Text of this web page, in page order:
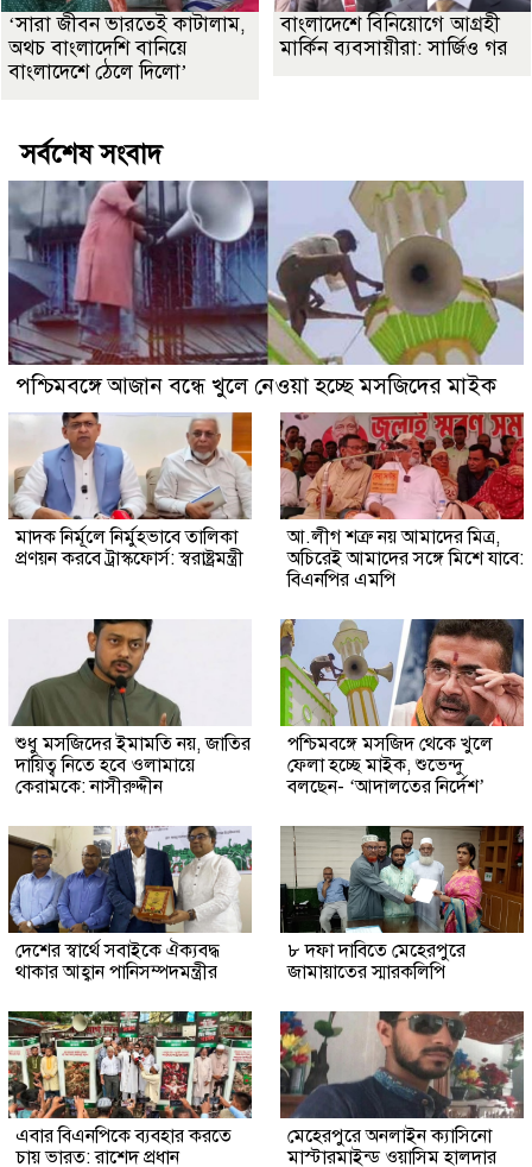
‘সারা জীবন ভারতেই কাটালাম,
অথচ বাংলাদেশি বানিয়ে
বাংলাদেশে ঠেলে দিলো’
বাংলাদেশে বিনিয়োগে আগ্রহী
মার্কিন ব্যবসায়ীরা: সার্জিও গর
সর্বশেষ সংবাদ
পশ্চিমবঙ্গে আজান বন্ধে খুলে নেওয়া হচ্ছে মসজিদের মাইক
মাদক নির্মূলে নির্মুহভাবে তালিকা
প্রণয়ন করবে ট্রাস্কফোর্স: স্বরাষ্ট্রমন্ত্রী
আ.লীগ শত্রু নয় আমাদের মিত্র,
অচিরেই আমাদের সঙ্গে মিশে যাবে:
বিএনপির এমপি
শুধু মসজিদের ইমামতি নয়, জাতির
দায়িত্ব নিতে হবে ওলামায়ে
কেরামকে: নাসীরুদ্দীন
পশ্চিমবঙ্গে মসজিদ থেকে খুলে
ফেলা হচ্ছে মাইক, শুভেন্দু
বলছেন- ‘আদালতের নির্দেশ’
দেশের স্বার্থে সবাইকে ঐক্যবদ্ধ
থাকার আহ্বান পানিসম্পদমন্ত্রীর
৮ দফা দাবিতে মেহেরপুরে
জামায়াতের স্মারকলিপি
এবার বিএনপিকে ব্যবহার করতে
চায় ভারত: রাশেদ প্রধান
মেহেরপুরে অনলাইন ক্যাসিনো
মাস্টারমাইন্ড ওয়াসিম হালদার